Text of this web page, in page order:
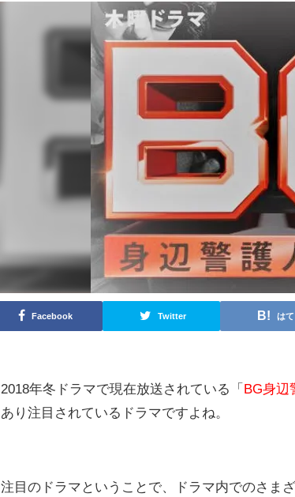
Facebook Twitter は
2018年冬ドラマで現在放送されている「 BG身辺
あり注目されているドラマですよね。
注目のドラマということで、ドラマ内でのさま